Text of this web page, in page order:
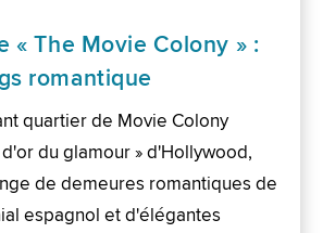
« The Movie Colony » :
romantique
quartier de Movie Colony
du glamour » d'Hollywood,
de demeures romantiques de
espagnol et d'élégantes